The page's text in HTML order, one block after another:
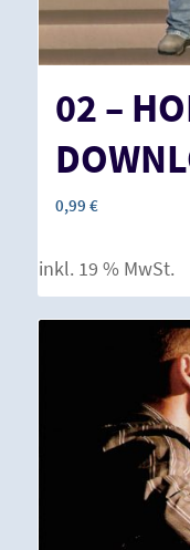
02 –
0,99 €
inkl. 19 % MwSt.